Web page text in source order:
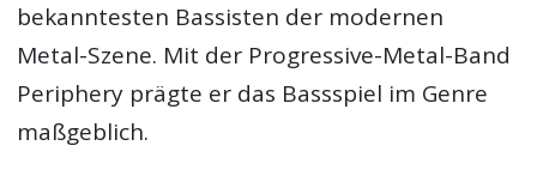
bekanntesten Bassisten der modernen
Metal-Szene. Mit der Progressive-Metal-Band
Periphery prägte er das Bassspiel im Genre
maßgeblich.